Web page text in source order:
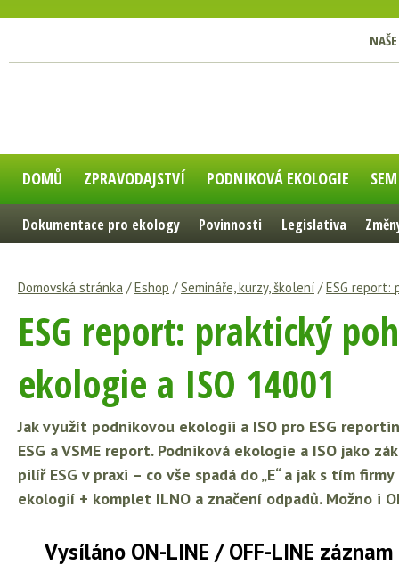
DOMŮ ZPRAVODAJSTVÍ PODNIKOVÁ EKOLOGIE
Dokumentace pro ekology Povinnosti Legislativa
Domovská stránka /Eshop /Semináře, kurzy, školení /ESG report:
ESG report: praktický
ekologie a ISO 14001
Jak využít podnikovou ekologii a ISO pro ESG
ESG a VSME report. Podniková ekologie a ISO jako
pilíř ESG v praxi – co vše spadá do „E“ a jak s tím
ekologií + komplet ILNO a značení odpadů. Možno i
Vysíláno ON-LINE / OFF-LINE záznam